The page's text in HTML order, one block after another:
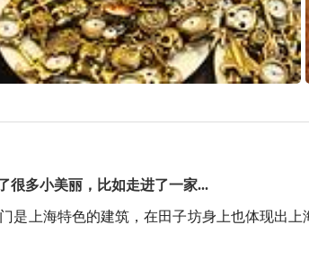
多小美丽，比如走进了一家...
是上海特色的建筑，在田子坊身上也体现出